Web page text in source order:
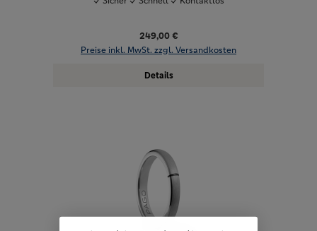
249,00 €
Preise inkl. MwSt. zzgl. Versandkosten
Details